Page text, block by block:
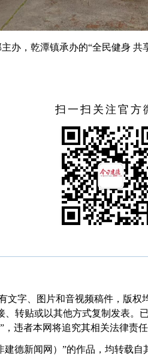
办，乾潭镇承办的“全民健身 共
扫一扫关注官方
字、图片和音视频稿件，版权
、转贴或以其他方式复制发表。
违者本网将追究其相关法律责任
德新闻网）”的作品，均转载自